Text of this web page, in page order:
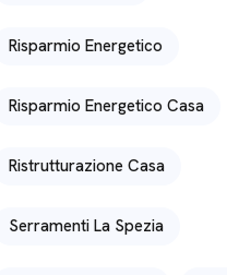
Risparmio Energetico
Risparmio Energetico Casa
Ristrutturazione Casa
Serramenti La Spezia